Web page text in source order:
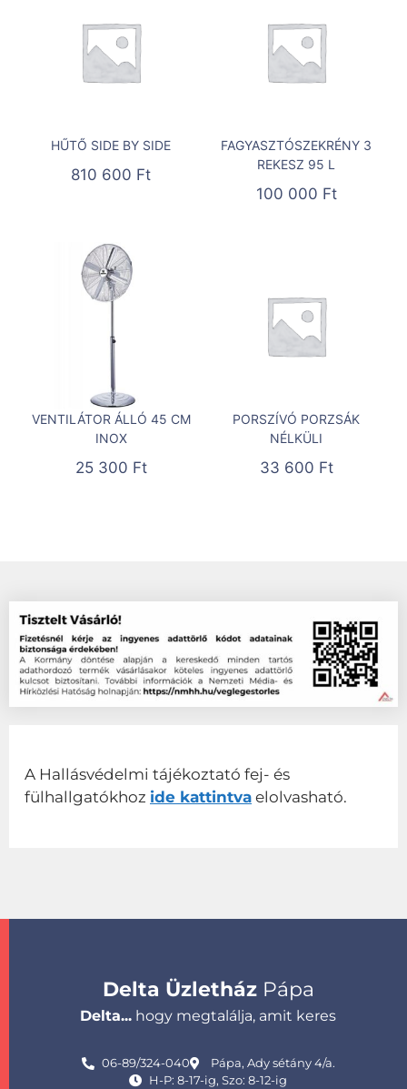
HŰTŐ SIDE BY SIDE
810 600 Ft
FAGYASZTÓSZEKRÉNY 3
REKESZ 95 L
100 000 Ft
VENTILÁTOR ÁLLÓ 45 CM
INOX
25 300 Ft
PORSZÍVÓ PORZSÁK
NÉLKÜLI
33 600 Ft
A Hallásvédelmi tájékoztató fej- és
fülhallgatókhoz ide kattintva elolvasható.
Delta ÜzletházPápa
Delta... hogy megtalálja, amit keres
06-89/324-040
Pápa, Ady sétány 4/a.
H-P: 8-17-ig, Szo: 8-12-ig